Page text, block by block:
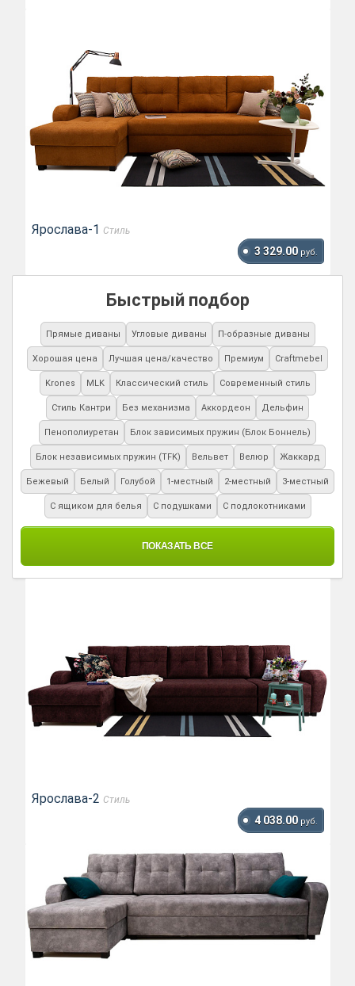
Ярослава-1 Стиль
3 329.00 руб.
Быстрый подбор
Прямые диваны Угловые диваны П-образные диваны
Хорошая цена Лучшая цена/качество Премиум Craftmebel
Krones MLK Классический стиль Современный стиль
Стиль Кантри Без механизма Аккордеон Дельфин
Пенополиуретан Блок зависимых пружин (Блок Боннель)
Блок независимых пружин (TFK) Вельвет Велюр Жаккард
Бежевый Белый Голубой 1-местный 2-местный 3-местный
С ящиком для белья С подушками С подлокотниками
ПОКАЗАТЬ ВСЕ
Ярослава-2 Стиль
4 038.00 руб.